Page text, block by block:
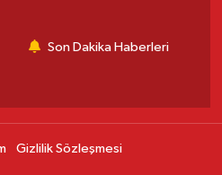
Son Dakika Haberleri
Gizlilik Sözleşmesi